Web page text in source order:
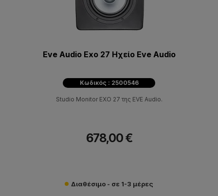
Eve Audio Exo 27 Ηχείο Eve Audio
Κωδικός : 2500546
Studio Monitor EXO 27 της EVE Audio.
678,00 €
Διαθέσιμο - σε 1-3 μέρες